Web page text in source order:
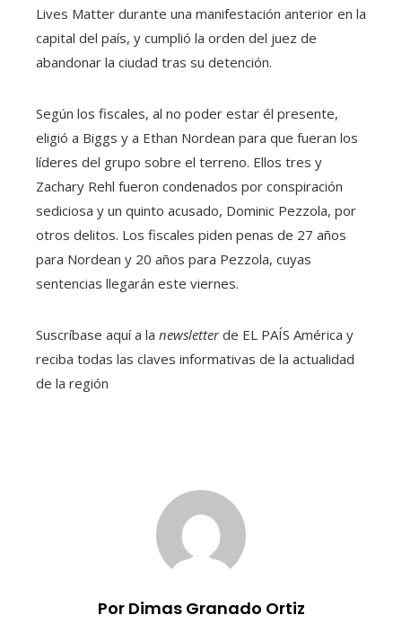
Lives Matter durante una manifestación anterior en la
capital del país, y cumplió la orden del juez de
abandonar la ciudad tras su detención.
Según los fiscales, al no poder estar él presente,
eligió a Biggs y a Ethan Nordean para que fueran los
líderes del grupo sobre el terreno. Ellos tres y
Zachary Rehl fueron condenados por conspiración
sediciosa y un quinto acusado, Dominic Pezzola, por
otros delitos. Los fiscales piden penas de 27 años
para Nordean y 20 años para Pezzola, cuyas
sentencias llegarán este viernes.
Suscríbase aquí a la newsletterde EL PAÍS América y
reciba todas las claves informativas de la actualidad
de la región
Por Dimas Granado Ortiz